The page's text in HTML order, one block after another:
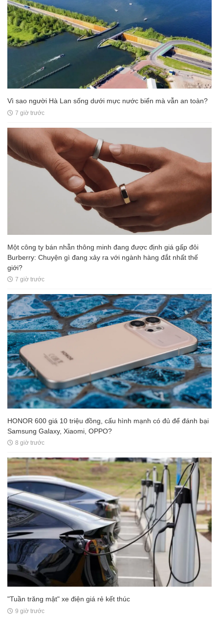
Vì sao người Hà Lan sống dưới mực nước biển mà vẫn an toàn?
7 giờ trước
Một công ty bán nhẫn thông minh đang được định giá gấp đôi
Burberry: Chuyện gì đang xảy ra với ngành hàng đắt nhất thế
giới?
7 giờ trước
HONOR 600 giá 10 triệu đồng, cấu hình mạnh có đủ để đánh bại
Samsung Galaxy, Xiaomi, OPPO?
8 giờ trước
"Tuần trăng mật" xe điện giá rẻ kết thúc
9 giờ trước